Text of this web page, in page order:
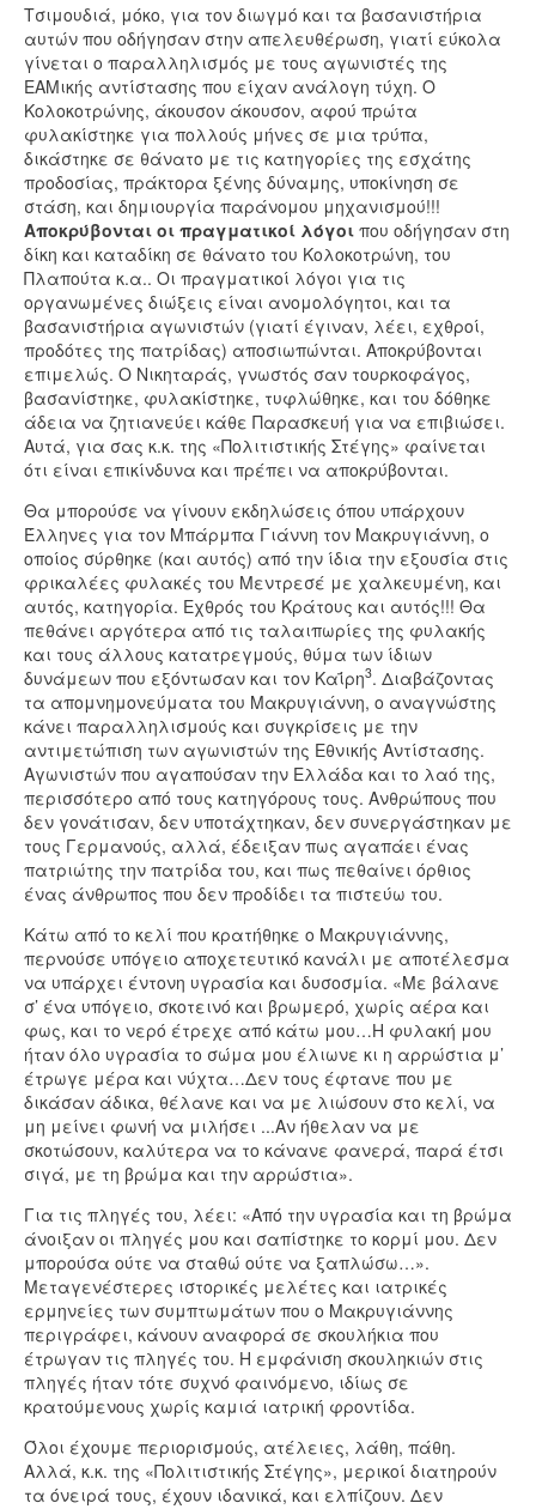
Τσιμουδιά, μόκο, για τον διωγμό και τα βασανιστήρια
αυτών που οδήγησαν στην απελευθέρωση, γιατί εύκολα
γίνεται ο παραλληλισμός με τους αγωνιστές της
ΕΑΜικής αντίστασης που είχαν ανάλογη τύχη. Ο
Κολοκοτρώνης, άκουσον άκουσον, αφού πρώτα
φυλακίστηκε για πολλούς μήνες σε μια τρύπα,
δικάστηκε σε θάνατο με τις κατηγορίες της εσχάτης
προδοσίας, πράκτορα ξένης δύναμης, υποκίνηση σε
στάση, και δημιουργία παράνομου μηχανισμού!!!
Αποκρύβονται οι πραγματικοί λόγοι που οδήγησαν στη
δίκη και καταδίκη σε θάνατο του Κολοκοτρώνη, του
Πλαπούτα κ.α.. Οι πραγματικοί λόγοι για τις
οργανωμένες διώξεις είναι ανομολόγητοι, και τα
βασανιστήρια αγωνιστών (γιατί έγιναν, λέει, εχθροί,
προδότες της πατρίδας) αποσιωπώνται. Αποκρύβονται
επιμελώς. Ο Νικηταράς, γνωστός σαν τουρκοφάγος,
βασανίστηκε, φυλακίστηκε, τυφλώθηκε, και του δόθηκε
άδεια να ζητιανεύει κάθε Παρασκευή για να επιβιώσει.
Αυτά, για σας κ.κ. της «Πολιτιστικής Στέγης» φαίνεται
ότι είναι επικίνδυνα και πρέπει να αποκρύβονται.
Θα μπορούσε να γίνουν εκδηλώσεις όπου υπάρχουν
Έλληνες για τον Μπάρμπα Γιάννη τον Μακρυγιάννη, ο
οποίος σύρθηκε (και αυτός) από την ίδια την εξουσία στις
φρικαλέες φυλακές του Μεντρεσέ με χαλκευμένη, και
αυτός, κατηγορία. Εχθρός του Κράτους και αυτός!!! Θα
πεθάνει αργότερα από τις ταλαιπωρίες της φυλακής
και τους άλλους κατατρεγμούς, θύμα των ίδιων
δυνάμεων που εξόντωσαν και τον Καΐρη3. Διαβάζοντας
τα απομνημονεύματα του Μακρυγιάννη, ο αναγνώστης
κάνει παραλληλισμούς και συγκρίσεις με την
αντιμετώπιση των αγωνιστών της Εθνικής Αντίστασης.
Αγωνιστών που αγαπούσαν την Ελλάδα και το λαό της,
περισσότερο από τους κατηγόρους τους. Ανθρώπους που
δεν γονάτισαν, δεν υποτάχτηκαν, δεν συνεργάστηκαν με
τους Γερμανούς, αλλά, έδειξαν πως αγαπάει ένας
πατριώτης την πατρίδα του, και πως πεθαίνει όρθιος
ένας άνθρωπος που δεν προδίδει τα πιστεύω του.
Κάτω από το κελί που κρατήθηκε ο Μακρυγιάννης,
περνούσε υπόγειο αποχετευτικό κανάλι με αποτέλεσμα
να υπάρχει έντονη υγρασία και δυσοσμία. «Με βάλανε
σ’ ένα υπόγειο, σκοτεινό και βρωμερό, χωρίς αέρα και
φως, και το νερό έτρεχε από κάτω μου…Η φυλακή μου
ήταν όλο υγρασία το σώμα μου έλιωνε κι η αρρώστια μ’
έτρωγε μέρα και νύχτα…Δεν τους έφτανε που με
δικάσαν άδικα, θέλανε και να με λιώσουν στο κελί, να
μη μείνει φωνή να μιλήσει ...Αν ήθελαν να με
σκοτώσουν, καλύτερα να το κάνανε φανερά, παρά έτσι
σιγά, με τη βρώμα και την αρρώστια».
Για τις πληγές του, λέει: «Από την υγρασία και τη βρώμα
άνοιξαν οι πληγές μου και σαπίστηκε το κορμί μου. Δεν
μπορούσα ούτε να σταθώ ούτε να ξαπλώσω…».
Μεταγενέστερες ιστορικές μελέτες και ιατρικές
ερμηνείες των συμπτωμάτων που ο Μακρυγιάννης
περιγράφει, κάνουν αναφορά σε σκουλήκια που
έτρωγαν τις πληγές του. Η εμφάνιση σκουληκιών στις
πληγές ήταν τότε συχνό φαινόμενο, ιδίως σε
κρατούμενους χωρίς καμιά ιατρική φροντίδα.
Όλοι έχουμε περιορισμούς, ατέλειες, λάθη, πάθη.
Αλλά, κ.κ. της «Πολιτιστικής Στέγης», μερικοί διατηρούν
τα όνειρά τους, έχουν ιδανικά, και ελπίζουν. Δεν